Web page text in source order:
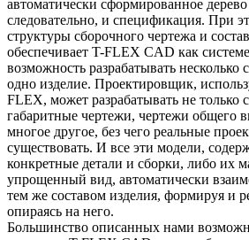
автоматически сформированное дерево
следовательно, и спецификация. При
структуры сборочного чертежа и
обеспечивает T-FLEX CAD как
возможность разрабатывать
одно изделие. Проектировщик,
FLEX, может разрабатывать не только
габаритные чертежи, чертежи общего
многое другое, без чего реальные
существовать. И все эти модели,
конкретные детали и сборки, либо их
упрощенный вид, автоматически
тем же составом изделия, формируя и
опираясь на него.
Большинство описанных нами